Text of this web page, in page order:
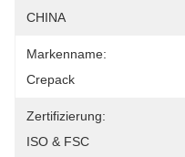
CHINA
Markenname:
Crepack
Zertifizierung:
ISO & FSC